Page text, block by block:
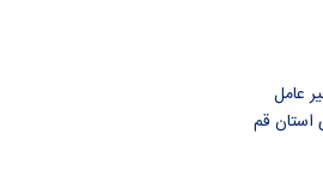
عامل
استان قم